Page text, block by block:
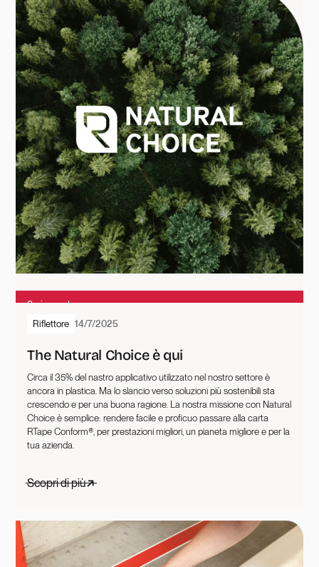
2min read
Riflettore 14/7/2025
The Natural Choice è qui
Circa il 35% del nastro applicativo utilizzato nel nostro settore è
ancora in plastica. Ma lo slancio verso soluzioni più sostenibili sta
crescendo e per una buona ragione. La nostra missione con Natural
Choice è semplice: rendere facile e proficuo passare alla carta
RTape Conform®, per prestazioni migliori, un pianeta migliore e per la
tua azienda.
Scopri di più